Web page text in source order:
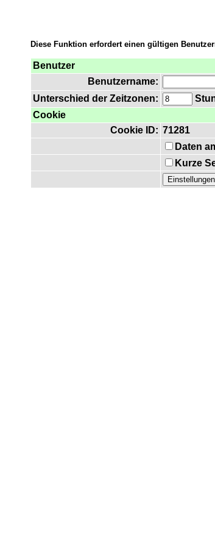
Diese Funktion erfordert einen gültigen
Benutzer
Benutzername:
Unterschied der Zeitzonen:
Cookie
Cookie ID: 71281
Daten
Kurze